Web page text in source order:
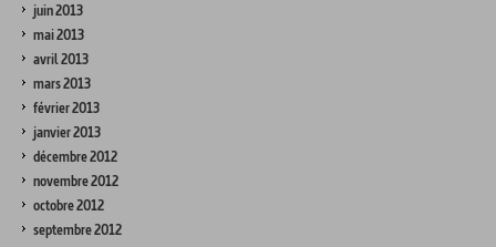
juin 2013
mai 2013
avril 2013
mars 2013
février 2013
janvier 2013
décembre 2012
novembre 2012
octobre 2012
septembre 2012